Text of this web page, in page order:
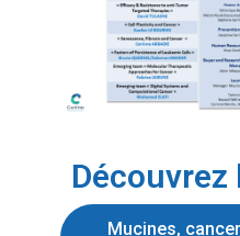
Découvrez
Mucines,